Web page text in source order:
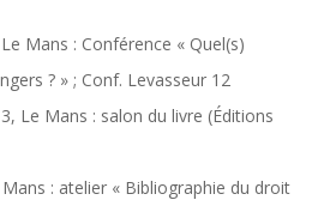
Mans : Conférence « Quel(s)
? » ; Conf. Levasseur 12
Le Mans : salon du livre (Éditions
: atelier « Bibliographie du droit